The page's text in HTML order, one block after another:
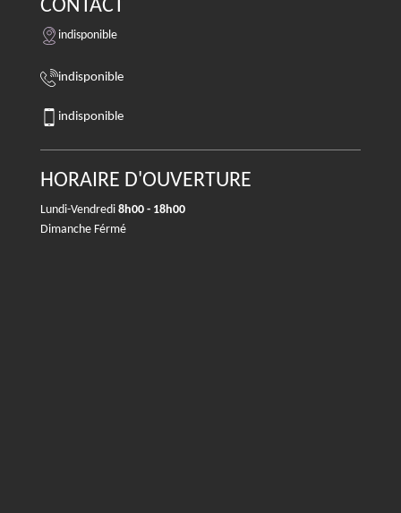
CONTACT
indisponible
indisponible
indisponible
HORAIRE D'OUVERTURE
Lundi-Vendredi 8h00 - 18h00
Dimanche Férmé